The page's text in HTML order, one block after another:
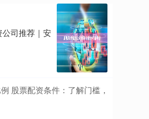
司推荐｜安
股票配资条件：了解门槛，